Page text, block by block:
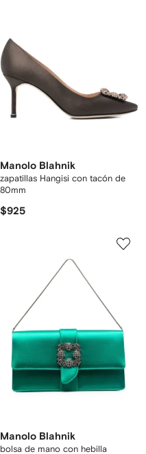
Manolo Blahnik
zapatillas Hangisi con tacón de
80mm
$925
Manolo Blahnik
bolsa de mano con hebilla